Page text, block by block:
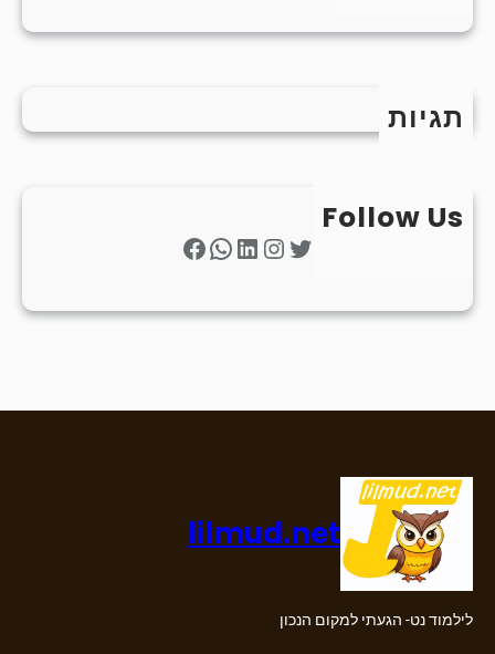
תגיות
Follow Us
Twitter
Instagram
LinkedIn
WhatsApp
Facebook
lilmud.net
לילמוד נט- הגעתי למקום הנכון